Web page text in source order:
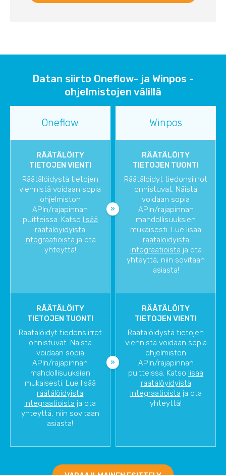
Datan siirto Oneflow- ja Winpos -
ohjelmistojen välillä
Oneflow Winpos
RÄÄTÄLÖITY
TIETOJEN VIENTI
Räätälöidystä tietojen
viennistä voidaan sopia
ohjelmiston
APIn/rajapinnan
puitteissa. Katso lisää
räätälöyidyistä
integraatioista ja ota
yhteyttä!
RÄÄTÄLÖITY
TIETOJEN TUONTI
Räätälöidyt tiedonsiirrot
onnistuvat. Näistä
voidaan sopia
APIn/rajapinnan
mahdollisuuksien
mukaisesti. Lue lisää
räätälöidyistä
integraatioista ja ota
yhteyttä, niin sovitaan
asiasta!
RÄÄTÄLÖITY
TIETOJEN TUONTI
Räätälöidyt tiedonsiirrot
onnistuvat. Näistä
voidaan sopia
APIn/rajapinnan
mahdollisuuksien
mukaisesti. Lue lisää
räätälöidyistä
integraatioista ja ota
yhteyttä, niin sovitaan
asiasta!
RÄÄTÄLÖITY
TIETOJEN VIENTI
Räätälöidystä tietojen
viennistä voidaan sopia
ohjelmiston
APIn/rajapinnan
puitteissa. Katso lisää
räätälöyidyistä
integraatioista ja ota
yhteyttä!